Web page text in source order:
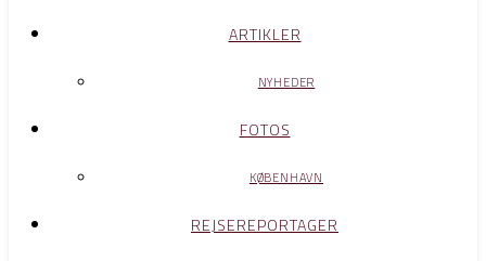
ARTIKLER
NYHEDER
FOTOS
KØBENHAVN
REJSEREPORTAGER